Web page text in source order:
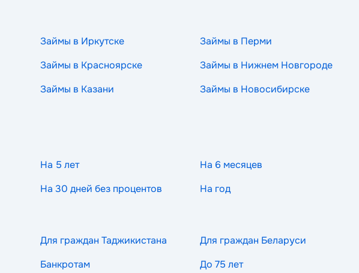
Займы в Иркутске
Займы в Перми
Займы в Красноярске
Займы в Нижнем Новгороде
Займы в Казани
Займы в Новосибирске
На 5 лет
На 6 месяцев
На 30 дней без процентов На год
Для граждан Таджикистана
Для граждан Беларуси
Банкротам
До 75 лет